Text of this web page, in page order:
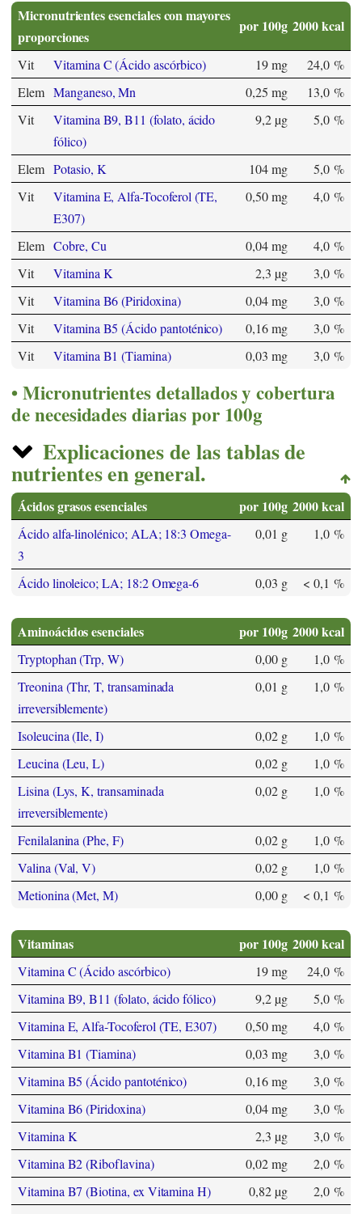
Micronutrientes esenciales con mayores
proporciones
por 100g 2000 kcal
Vit Vitamina C (Ácido ascórbico) 19 mg
24,0 %
Elem Manganeso, Mn 0,25 mg
13,0 %
Vit
Vitamina B9, B11 (folato, ácido
fólico)
9,2 µg 5,0 %
Elem Potasio, K 104 mg
5,0 %
Vit
Vitamina E, Alfa-Tocoferol (TE,
E307)
0,50 mg 4,0 %
Elem Cobre, Cu 0,04 mg
4,0 %
Vit
Vitamina K 2,3 µg
3,0 %
Vit
Vitamina B6 (Piridoxina) 0,04 mg
3,0 %
Vit
Vitamina B5 (Ácido pantoténico) 0,16 mg
3,0 %
Vit
Vitamina B1 (Tiamina) 0,03 mg 3,0 %
Micronutrientes detallados y cobertura
de necesidades diarias por 100g
Explicaciones de las tablas de
nutrientes en general.
Ácidos grasos esenciales por 100g 2000 kcal
Ácido alfa-linolénico; ALA; 18:3 Omega-
3
0,01 g 1,0 %
Ácido linoleico; LA; 18:2 Omega-6 0,03 g < 0,1 %
Aminoácidos esenciales por 100g 2000 kcal
Tryptophan (Trp, W) 0,00 g
1,0 %
Treonina (Thr, T, transaminada
irreversiblemente)
0,01 g 1,0 %
Isoleucina (Ile, I) 0,02 g
1,0 %
Leucina (Leu, L)
0,02 g
1,0 %
Lisina (Lys, K, transaminada
irreversiblemente)
0,02 g 1,0 %
Fenilalanina (Phe, F) 0,02 g
1,0 %
Valina (Val, V)
0,02 g
1,0 %
Metionina (Met, M)
0,00 g < 0,1 %
Vitaminas por 100g 2000 kcal
Vitamina C (Ácido ascórbico) 19 mg
24,0 %
Vitamina B9, B11 (folato, ácido fólico)
9,2 µg
5,0 %
Vitamina E, Alfa-Tocoferol (TE, E307)
0,50 mg
4,0 %
Vitamina B1 (Tiamina)
0,03 mg
3,0 %
Vitamina B5 (Ácido pantoténico)
0,16 mg
3,0 %
Vitamina B6 (Piridoxina)
0,04 mg
3,0 %
Vitamina K
2,3 µg
3,0 %
Vitamina B2 (Riboflavina)
0,02 mg
2,0 %
Vitamina B7 (Biotina, ex Vitamina H)
0,82 µg
2,0 %